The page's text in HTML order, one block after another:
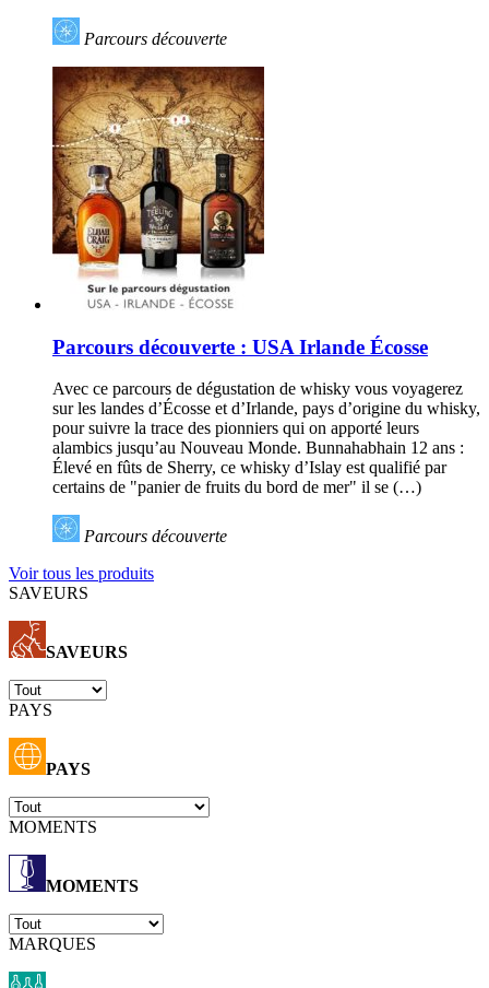
Parcours découverte
Parcours découverte : USA Irlande Écosse
Avec ce parcours de dégustation de whisky vous voyagerez
sur les landes d’Écosse et d’Irlande, pays d’origine du whisky,
pour suivre la trace des pionniers qui on apporté leurs
alambics jusqu’au Nouveau Monde. Bunnahabhain 12 ans :
Élevé en fûts de Sherry, ce whisky d’Islay est qualifié par
certains de "panier de fruits du bord de mer" il se (…)
Parcours découverte
Voir tous les produits
SAVEURS
SAVEURS
PAYS
PAYS
MOMENTS
MOMENTS
MARQUES